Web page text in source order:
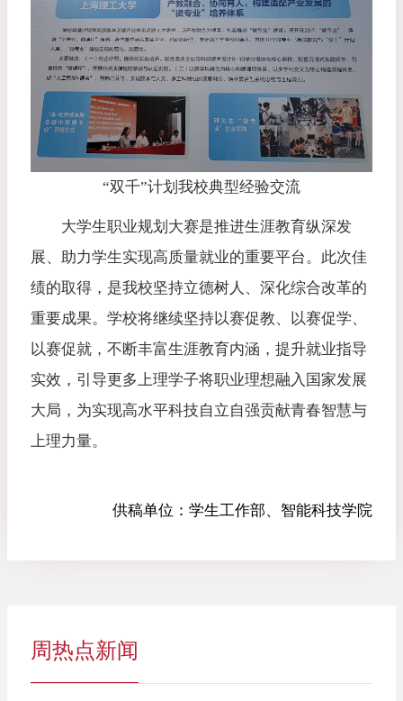
“双千”计划我校典型经验交流
大学生职业规划大赛是推进生涯教育纵深发
展、助力学生实现高质量就业的重要平台。此次佳
绩的取得，是我校坚持立德树人、深化综合改革的
重要成果。学校将继续坚持以赛促教、以赛促学、
以赛促就，不断丰富生涯教育内涵，提升就业指导
实效，引导更多上理学子将职业理想融入国家发展
大局，为实现高水平科技自立自强贡献青春智慧与
上理力量。
供稿单位： 学生工作部、智能科技学院
周热点新闻